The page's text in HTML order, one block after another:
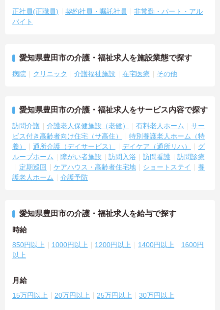
正社員(正職員) 契約社員・嘱託社員
非常勤・パート・アル
バイト
愛知県豊田市の介護・福祉求人を施設業態で探す
病院 クリニック 介護福祉施設 在宅医療 その他
愛知県豊田市の介護・福祉求人をサービス内容で探す
訪問介護 介護老人保健施設（老健） 有料老人ホーム
サー
ビス付き高齢者向け住宅（サ高住）
特別養護老人ホーム（特
養）
通所介護（デイサービス） デイケア（通所リハ）
グ
ループホーム
障がい者施設 訪問入浴 訪問看護
訪問診療
定期巡回
ケアハウス・高齢者住宅地 ショートステイ
養
護老人ホーム
介護予防
愛知県豊田市の介護・福祉求人を給与で探す
時給
850円以上 1000円以上 1200円以上 1400円以上
1600円
以上
月給
15万円以上 20万円以上 25万円以上 30万円以上